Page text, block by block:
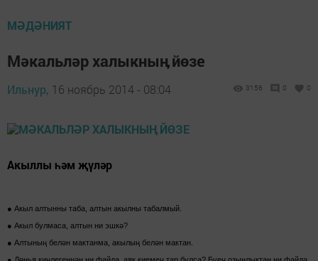
МӘДӘНИЯТ
Мәкальләр халыкныӊ йөзе
Ильнур, 16 ноябрь 2014 - 08:04 3156 0 0
Акыллы һәм җүләр
● Акыл алтынны таба, алтын акылны табалмый.
● Акыл булмаса, алтын ни эшкә?
● Алтының белән мактанма, акылың белән мактан.